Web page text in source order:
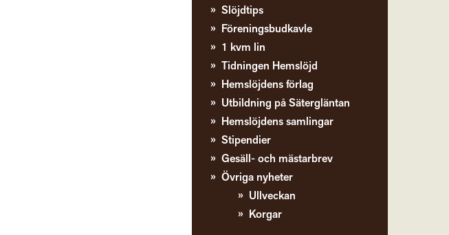
Slöjdtips
Föreningsbudkavle
1 kvm lin
Tidningen Hemslöjd
Hemslöjdens förlag
Utbildning på Sätergläntan
Hemslöjdens samlingar
Stipendier
Gesäll- och mästarbrev
Övriga nyheter
Ullveckan
Korgar